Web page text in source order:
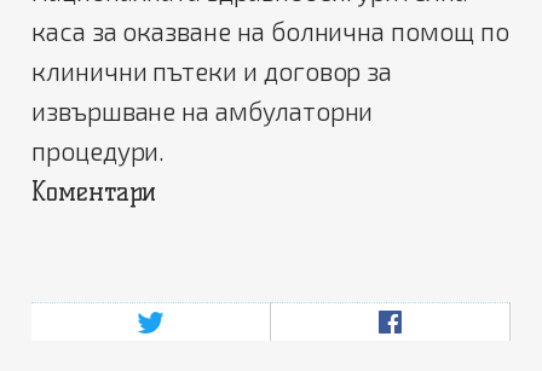
каса за оказване на болнична помощ по
клинични пътеки и договор за
извършване на амбулаторни
процедури.
Коментари